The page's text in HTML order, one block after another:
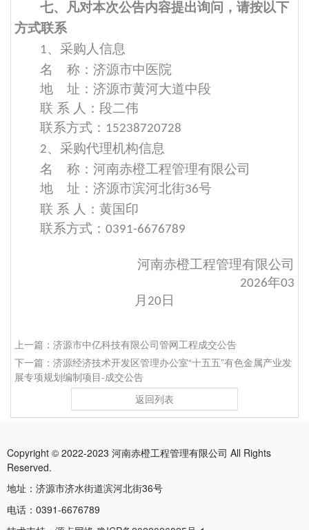
七、凡对本次公告内容提出询问，请按以下
方式联系
1、采购人信息
名
称：济源市中医院
地
址：济源市黄河大道中段
联 系 人：段二伟
联系方式： 15238720728
2、采购代理机构信息
名
称：河南赤橙工程管理有限公司
地
址：济源市滨河北街36号
联 系 人：黄国印
联系方式： 0391-6676789
河南赤橙工程管理有限公司
2026年03
月 20 日
上一篇：济源市中亿科技有限公司管网工程成交公告
下一篇：济源经济技术开发区管理办公室“十五五”有色金属产业发
展专项规划编制项目-成交公告
返回列表
Copyright © 2022-2023 河南赤橙工程管理有限公司 All Rights
Reserved.
地址：济源市济水街道滨河北街36号
电话：0391-6676789